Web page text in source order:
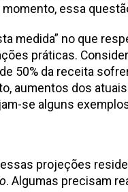
essa
medida” no que
práticas.
50% da receita
aumentos dos
se alguns
projeções
. Algumas precisam